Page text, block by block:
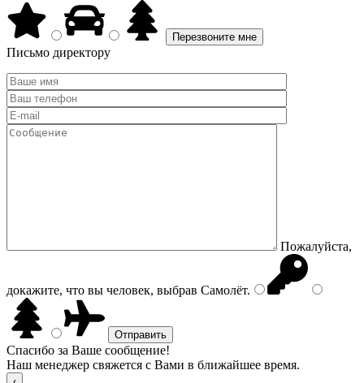
Письмо директору
Пожалуйста,
докажите, что вы человек, выбрав Самолёт.
Спасибо за Ваше сообщение!
Наш менеджер свяжется с Вами в ближайшее время.